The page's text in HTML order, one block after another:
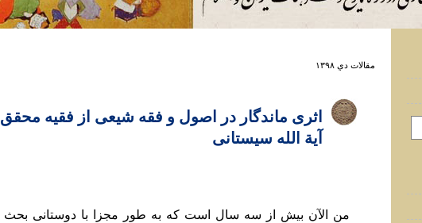
مقالات دي ۱۳۹۸
اثری ماندگار در اصول و فقه شيعی از فقيه محقق
آية الله سيستانی
من الآن بيش از سه سال است که به طور مجزا با دوستانی بحث